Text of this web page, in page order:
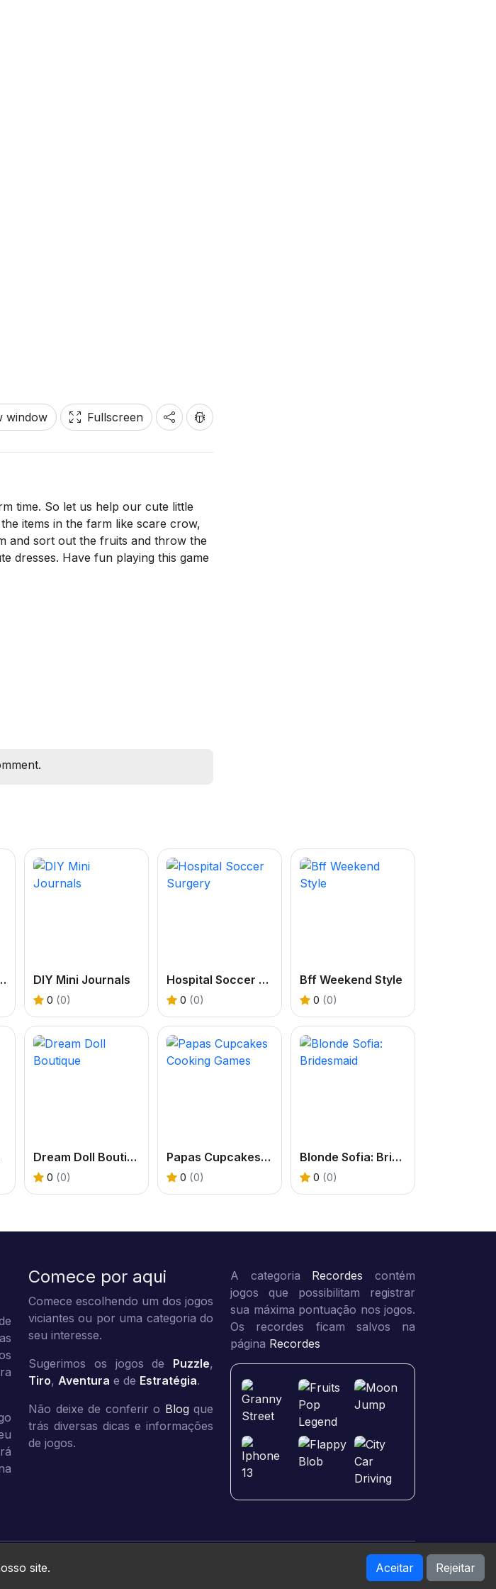
window Fullscreen
time. So let us help our cute little
items in the farm like scare crow,
and sort out the fruits and throw the
dresses. Have fun playing this game
Outfits DIY Mini Journals
0 (0)
Hospital Soccer Surgery
0 (0)
Bff Weekend Style
0 (0)
Dream Doll Boutique
0 (0)
Papas Cupcakes Cooking Games
0 (0)
Blonde Sofia: Bridesmaid
0 (0)
Comece por aqui
Comece escolhendo um dos jogos
viciantes ou por uma categoria do
seu interesse.
Sugerimos os jogos de Puzzle,
Tiro, Aventura e de Estratégia.
Não deixe de conferir o Blog que
trás diversas dicas e informações
de jogos.
A categoria Recordes contém
jogos que possibilitam registrar
sua máxima pontuação nos jogos.
Os recordes ficam salvos na
página Recordes
All rights reserved.
site. Aceitar Rejeitar